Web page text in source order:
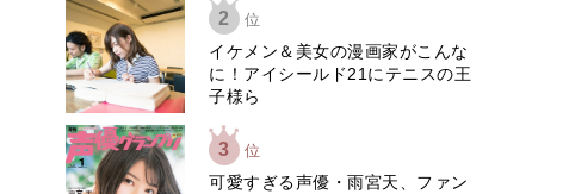
2 位
イケメン＆美女の漫画家がこんな
に！アイシールド21にテニスの王
子様ら
3 位
可愛すぎる声優・雨宮天、ファン